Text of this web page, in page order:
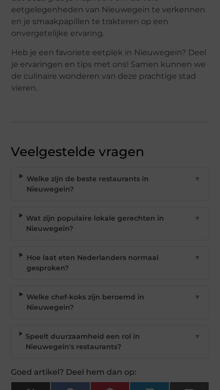
eetgelegenheden van Nieuwegein te verkennen
en je smaakpapillen te trakteren op een
onvergetelijke ervaring.
Heb je een favoriete eetplek in Nieuwegein? Deel
je ervaringen en tips met ons! Samen kunnen we
de culinaire wonderen van deze prachtige stad
vieren.
Veelgestelde vragen
Welke zijn de beste restaurants in
Nieuwegein?
▼
Wat zijn populaire lokale gerechten in
Nieuwegein?
▼
Hoe laat eten Nederlanders normaal
gesproken?
▼
Welke chef-koks zijn beroemd in
Nieuwegein?
▼
Speelt duurzaamheid een rol in
Nieuwegein's restaurants?
▼
Goed artikel? Deel hem dan op: